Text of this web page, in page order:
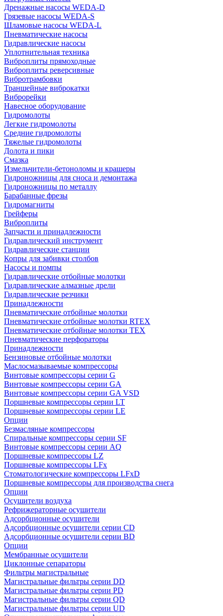
Дренажные насосы WEDA-D
Грязевые насосы WEDA-S
Шламовые насосы WEDA-L
Пневматические насосы
Гидравлические насосы
Уплотнительная техника
Виброплиты прямоходные
Виброплиты реверсивные
Вибротрамбовки
Траншейные виброкатки
Виброрейки
Навесное оборудование
Гидромолоты
Легкие гидромолоты
Средние гидромолоты
Тяжелые гидромолоты
Долота и пики
Смазка
Измельчители-бетоноломы и крашеры
Гидроножницы для сноса и демонтажа
Гидроножницы по металлу
Барабанные фрезы
Гидромагниты
Грейферы
Виброплиты
Запчасти и принадлежности
Гидравлический инструмент
Гидравлические станции
Копры для забивки столбов
Насосы и помпы
Гидравлические отбойные молотки
Гидравлические алмазные дрели
Гидравлические резчики
Принадлежности
Пневматические отбойные молотки
Пневматические отбойные молотки RTEX
Пневматические отбойные молотки TEX
Пневматические перфораторы
Принадлежности
Бензиновые отбойные молотки
Маслосмазываемые компрессоры
Винтовые компрессоры серии G
Винтовые компрессоры cерии GA
Винтовые компрессоры cерии GA VSD
Поршневые компрессоры серии LT
Поршневые компрессоры серии LE
Опции
Безмасляные компрессоры
Спиральные компрессоры серии SF
Винтовые компрессоры серии AQ
Поршневые компрессоры LZ
Поршневые компрессоры LFx
Стоматологические компрессоры LFxD
Поршневые компрессоры для производства снега
Опции
Осушители воздуха
Рефрижераторные осушители
Адсорбционные осушители
Адсорбционные осушители серии CD
Адсорбционные осушители серии BD
Опции
Мембранные осушители
Циклонные сепараторы
Фильтры магистральные
Магистральные фильтры серии DD
Магистральные фильтры серии PD
Магистральные фильтры серии QD
Магистральные фильтры серии UD